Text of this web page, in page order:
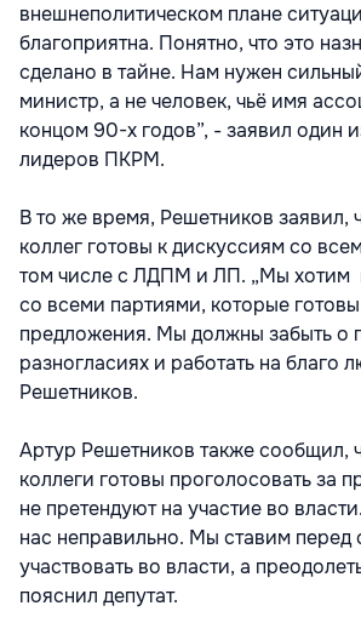
внешнеполитическом плане
благоприятна. Понятно, что это
сделано в тайне. Нам нужен
министр, а не человек, чьё имя
концом 90-х годов”, - заявил один
лидеров ПКРМ.
В то же время, Решетников заявил,
коллег готовы к дискуссиям со
том числе с ЛДПМ и ЛП. „Мы хотим
со всеми партиями, которые
предложения. Мы должны забыть о
разногласиях и работать на благо
Решетников.
Артур Решетников также сообщил,
коллеги готовы проголосовать за
не претендуют на участие во
нас неправильно. Мы ставим перед
участвовать во власти, а
пояснил депутат.